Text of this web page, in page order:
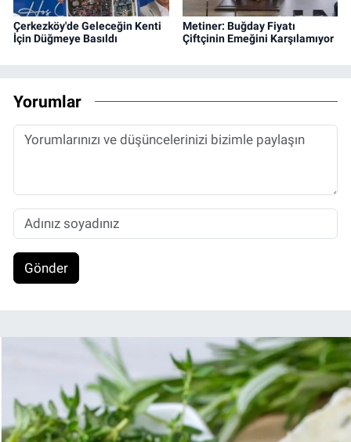
Çerkezköy'de Geleceğin Kenti
İçin Düğmeye Basıldı
Metiner: Buğday Fiyatı
Çiftçinin Emeğini Karşılamıyor
Yorumlar
Gönder